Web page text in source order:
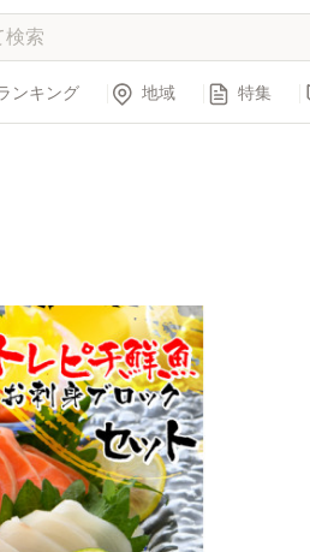
ンキング 地域 特集